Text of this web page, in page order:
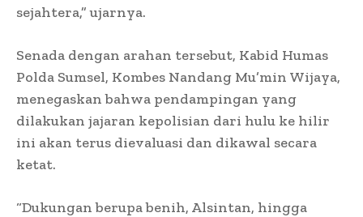
sejahtera,” ujarnya.
Senada dengan arahan tersebut, Kabid Humas
Polda Sumsel, Kombes Nandang Mu’min Wijaya,
menegaskan bahwa pendampingan yang
dilakukan jajaran kepolisian dari hulu ke hilir
ini akan terus dievaluasi dan dikawal secara
ketat.
“Dukungan berupa benih, Alsintan, hingga